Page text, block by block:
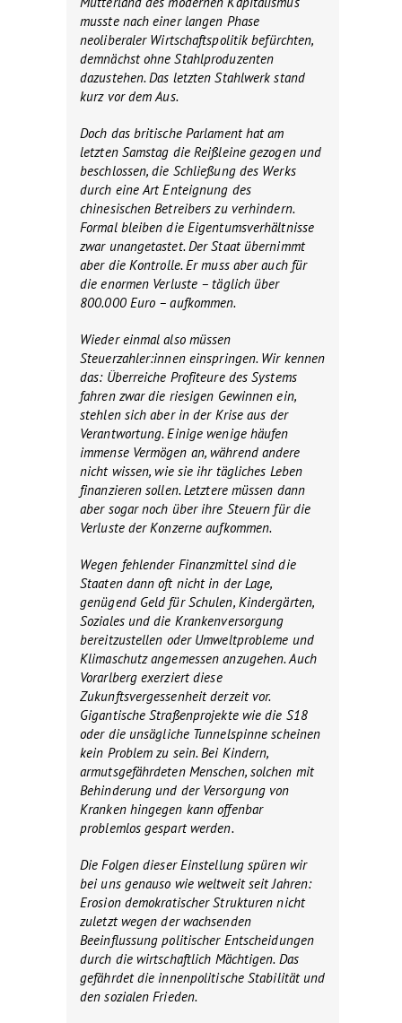
musste nach einer langen Phase
neoliberaler Wirtschaftspolitik befürchten,
demnächst ohne Stahlproduzenten
dazustehen. Das letzten Stahlwerk stand
kurz vor dem Aus.
Doch das britische Parlament hat am
letzten Samstag die Reißleine gezogen und
beschlossen, die Schließung des Werks
durch eine Art Enteignung des
chinesischen Betreibers zu verhindern.
Formal bleiben die Eigentumsverhältnisse
zwar unangetastet. Der Staat übernimmt
aber die Kontrolle. Er muss aber auch für
die enormen Verluste – täglich über
800.000 Euro – aufkommen.
Wieder einmal also müssen
Steuerzahler:innen einspringen. Wir kennen
das: Überreiche Profiteure des Systems
fahren zwar die riesigen Gewinnen ein,
stehlen sich aber in der Krise aus der
Verantwortung. Einige wenige häufen
immense Vermögen an, während andere
nicht wissen, wie sie ihr tägliches Leben
finanzieren sollen. Letztere müssen dann
aber sogar noch über ihre Steuern für die
Verluste der Konzerne aufkommen.
Wegen fehlender Finanzmittel sind die
Staaten dann oft nicht in der Lage,
genügend Geld für Schulen, Kindergärten,
Soziales und die Krankenversorgung
bereitzustellen oder Umweltprobleme und
Klimaschutz angemessen anzugehen. Auch
Vorarlberg exerziert diese
Zukunftsvergessenheit derzeit vor.
Gigantische Straßenprojekte wie die S18
oder die unsägliche Tunnelspinne scheinen
kein Problem zu sein. Bei Kindern,
armutsgefährdeten Menschen, solchen mit
Behinderung und der Versorgung von
Kranken hingegen kann offenbar
problemlos gespart werden.
Die Folgen dieser Einstellung spüren wir
bei uns genauso wie weltweit seit Jahren:
Erosion demokratischer Strukturen nicht
zuletzt wegen der wachsenden
Beeinflussung politischer Entscheidungen
durch die wirtschaftlich Mächtigen. Das
gefährdet die innenpolitische Stabilität und
den sozialen Frieden.